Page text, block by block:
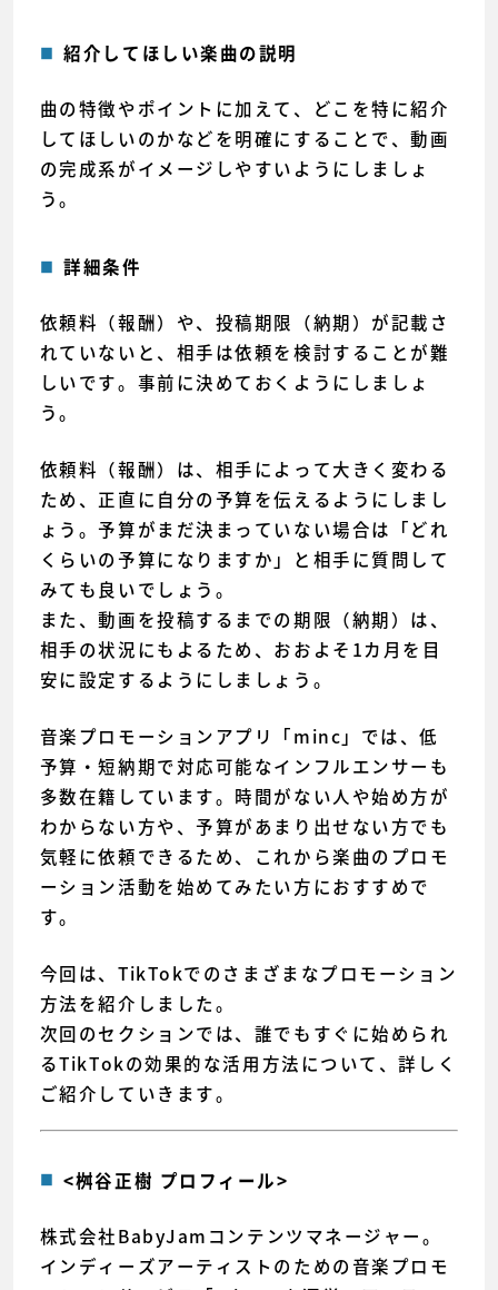
紹介してほしい楽曲の説明
曲の特徴やポイントに加えて、どこを特に紹介
してほしいのかなどを明確にすることで、動画
の完成系がイメージしやすいようにしましょ
う。
詳細条件
依頼料（報酬）や、投稿期限（納期）が記載さ
れていないと、相手は依頼を検討することが難
しいです。事前に決めておくようにしましょ
う。
依頼料（報酬）は、相手によって大きく変わる
ため、正直に自分の予算を伝えるようにしまし
ょう。予算がまだ決まっていない場合は「どれ
くらいの予算になりますか」と相手に質問して
みても良いでしょう。
また、動画を投稿するまでの期限（納期）は、
相手の状況にもよるため、おおよそ1カ月を目
安に設定するようにしましょう。
音楽プロモーションアプリ「minc」では、低
予算・短納期で対応可能なインフルエンサーも
多数在籍しています。時間がない人や始め方が
わからない方や、予算があまり出せない方でも
気軽に依頼できるため、これから楽曲のプロモ
ーション活動を始めてみたい方におすすめで
す。
今回は、TikTokでのさまざまなプロモーション
方法を紹介しました。
次回のセクションでは、誰でもすぐに始められ
るTikTokの効果的な活用方法について、詳しく
ご紹介していきます。
<桝谷正樹 プロフィール>
株式会社BabyJamコンテンツマネージャー。
インディーズアーティストのための音楽プロモ